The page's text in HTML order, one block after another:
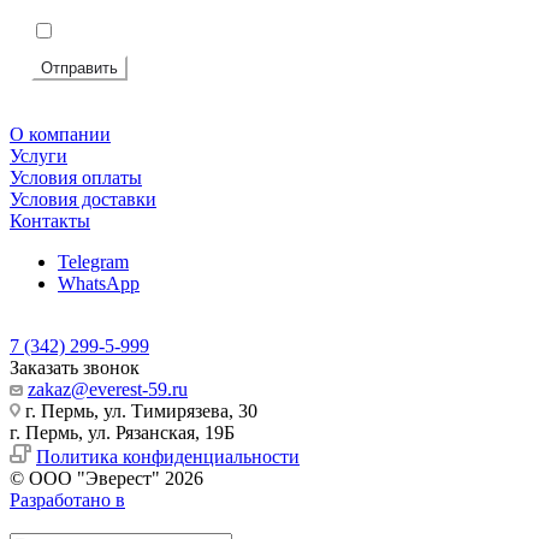
Отправить
О компании
Услуги
Условия оплаты
Условия доставки
Контакты
Telegram
WhatsApp
7 (342) 299-5-999
Заказать звонок
zakaz@everest-59.ru
г. Пермь, ул. Тимирязева, 30
г. Пермь, ул. Рязанская, 19Б
Политика конфиденциальности
© ООО "Эверест" 2026
Разработано в